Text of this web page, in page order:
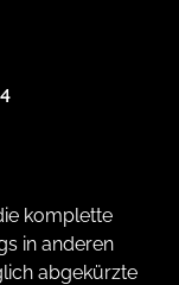
komplette
in anderen
abgekürzte